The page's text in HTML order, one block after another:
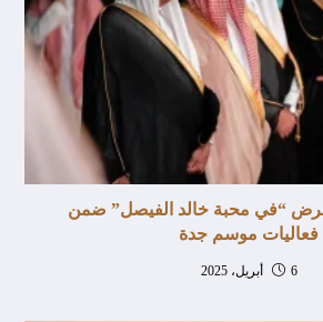
“في محبة خالد الفيصل” ضمن
فعاليات موسم جدة
6 أبريل، 2025